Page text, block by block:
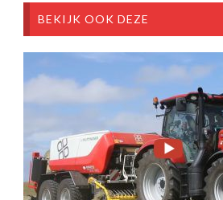
BEKIJK OOK DEZE